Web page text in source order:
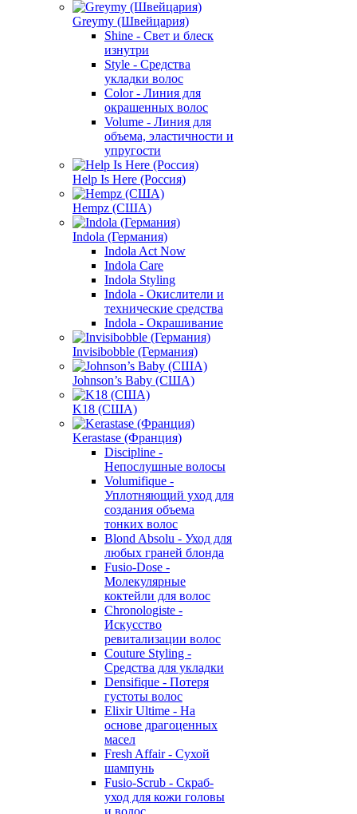
Greymy (Швейцария)
Shine - Свет и блеск
изнутри
Style - Средства
укладки волос
Color - Линия для
окрашенных волос
Volume - Линия для
объема, эластичности и
упругости
Help Is Here (Россия)
Hempz (США)
Indola (Германия)
Indola Act Now
Indola Care
Indola Styling
Indola - Окислители и
технические средства
Indola - Окрашивание
Invisibobble (Германия)
Johnson’s Baby (США)
K18 (США)
Kerastase (Франция)
Discipline -
Непослушные волосы
Volumifique -
Уплотняющий уход для
создания объема
тонких волос
Blond Absolu - Уход для
любых граней блонда
Fusio-Dose -
Молекулярные
коктейли для волос
Chronologiste -
Искусство
ревитализации волос
Couture Styling -
Средства для укладки
Densifique - Потеря
густоты волос
Elixir Ultime - На
основе драгоценных
масел
Fresh Affair - Сухой
шампунь
Fusio-Scrub - Скраб-
уход для кожи головы
и волос